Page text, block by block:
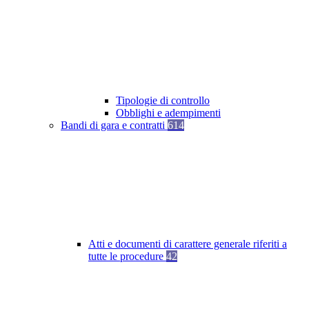
Tipologie di controllo
Obblighi e adempimenti
Bandi di gara e contratti 614
Atti e documenti di carattere generale riferiti a
tutte le procedure 42